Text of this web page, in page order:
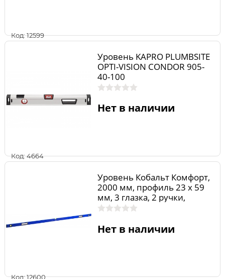
Код: 12599
Код: 4664
Уровень KAPRO PLUMBSITE
OPTI-VISION CONDOR 905-
40-100
Нет в наличии
Код: 12600
Уровень Кобальт Комфорт,
2000 мм, профиль 23 x 59
мм, 3 глазка, 2 ручки,
точность 1,0 мм/м
Нет в наличии